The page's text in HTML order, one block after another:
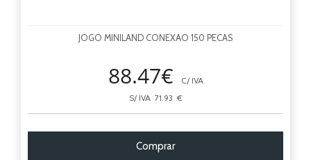
JOGO MINILAND CONEXAO 150 PECAS
88.47€
C/ IVA
S/ IVA 71.93 €
Comprar